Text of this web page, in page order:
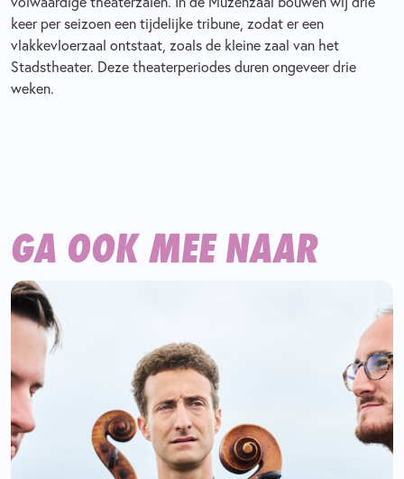
keer per seizoen een tijdelijke tribune, zodat er een
vlakkevloerzaal ontstaat, zoals de kleine zaal van het
Stadstheater. Deze theaterperiodes duren ongeveer drie
weken.
GA OOK MEE NAAR